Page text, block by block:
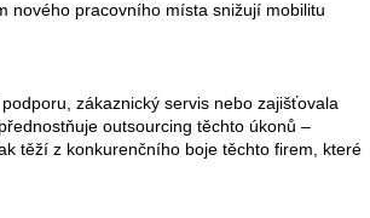
nového pracovního místa snižují mobilitu
zákaznický servis nebo zajišťovala
outsourcing těchto úkonů –
těží z konkurenčního boje těchto firem, které